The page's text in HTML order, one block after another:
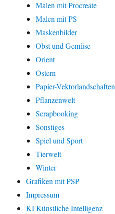
Malen mit Procreate
Malen mit PS
Maskenbilder
Obst und Gemüse
Orient
Ostern
Papier-Vektorlandschaften
Pflanzenwelt
Scrapbooking
Sonstiges
Spiel und Sport
Tierwelt
Winter
Grafiken mit PSP
Impressum
KI Künstliche Intelligenz